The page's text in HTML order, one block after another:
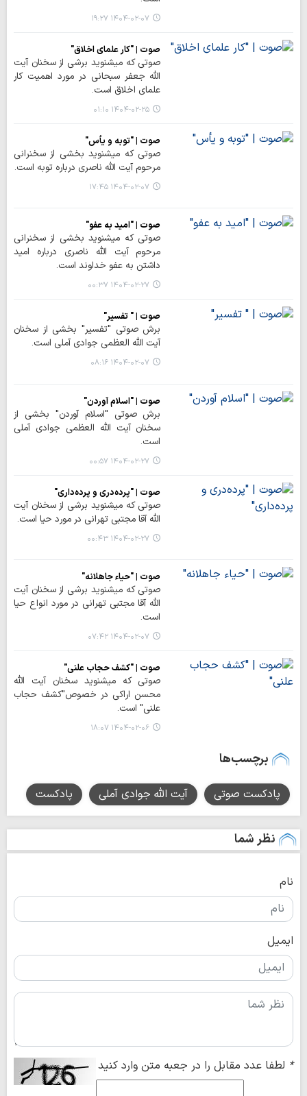
۱۴۰۴-۰۲-۰۷ ۱۹:۲۷
صوت | "کار علمای اخلاق"
صوتی که میشنوید برشی از سخنان آیت
الله جعفر سبحانی در مورد اهمیت کار
علمای اخلاق است.
۱۴۰۴-۰۲-۲۵ ۰۱:۱۰
صوت | "توبه و یأس"
صوتی که میشنوید بخشی از سخنرانی
مرحوم آیت الله ناصری درباره توبه است.
۱۴۰۴-۰۲-۰۷ ۱۷:۴۵
صوت | "امید به عفو"
صوتی که میشنوید بخشی از سخنرانی
مرحوم آیت الله ناصری درباره امید
داشتن به عفو خداوند است.
۱۴۰۴-۰۲-۲۷ ۰۰:۳۷
صوت | " تفسیر"
برش صوتی "تفسیر" بخشی از سخنان
آیت الله العظمی جوادی آملی است.
۱۴۰۴-۰۲-۰۷ ۰۸:۱۶
صوت | "اسلام آوردن"
برش صوتی "اسلام آوردن" بخشی از
سخنان آیت الله العظمی جوادی آملی
است.
۱۴۰۴-۰۲-۲۷ ۰۰:۵۷
صوت | "پرده‌دری و پرده‌داری"
صوتی که میشنوید برشی از سخنان آیت
الله آقا مجتبی تهرانی در مورد حیا است.
۱۴۰۴-۰۲-۲۷ ۰۰:۴۳
صوت | "حیاء جاهلانه"
صوتی که میشنوید برشی از سخنان آیت
الله آقا مجتبی تهرانی در مورد انواع حیا
است.
۱۴۰۴-۰۲-۰۷ ۰۷:۴۲
صوت | "کشف حجاب علنی"
صوتی که میشنوید سخنان آیت الله
محسن اراکی در خصوص"کشف حجاب
علنی" است.
۱۴۰۴-۰۲-۰۶ ۱۸:۰۷
برچسب‌ها
پادکست صوتی آیت الله جوادی آملی پادکست
نظر شما
نام
ایمیل
* لطفا عدد مقابل را در جعبه متن وارد کنید